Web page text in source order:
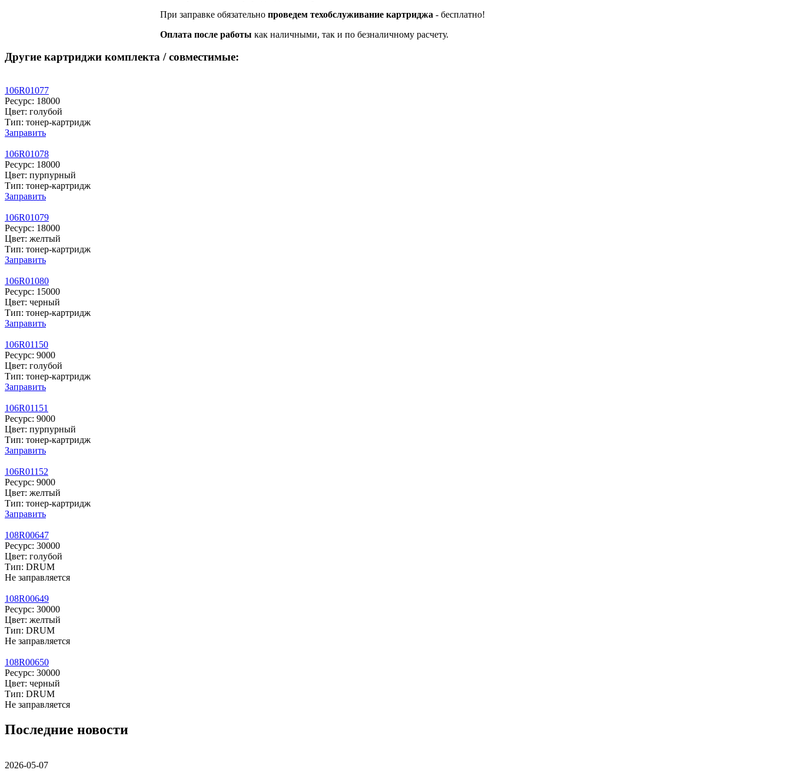
При заправке обязательно проведем техобслуживание картриджа - бесплатно!
Оплата после работы как наличными, так и по безналичному расчету.
Другие картриджи комплекта / совместимые:
106R01077
Ресурс: 18000
Цвет: голубой
Тип: тонер-картридж
Заправить
106R01078
Ресурс: 18000
Цвет: пурпурный
Тип: тонер-картридж
Заправить
106R01079
Ресурс: 18000
Цвет: желтый
Тип: тонер-картридж
Заправить
106R01080
Ресурс: 15000
Цвет: черный
Тип: тонер-картридж
Заправить
106R01150
Ресурс: 9000
Цвет: голубой
Тип: тонер-картридж
Заправить
106R01151
Ресурс: 9000
Цвет: пурпурный
Тип: тонер-картридж
Заправить
106R01152
Ресурс: 9000
Цвет: желтый
Тип: тонер-картридж
Заправить
108R00647
Ресурс: 30000
Цвет: голубой
Тип: DRUM
Не заправляется
108R00649
Ресурс: 30000
Цвет: желтый
Тип: DRUM
Не заправляется
108R00650
Ресурс: 30000
Цвет: черный
Тип: DRUM
Не заправляется
Последние новости
2026-05-07